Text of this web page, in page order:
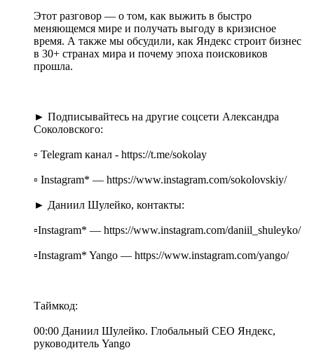
Этот разговор — о том, как выжить в быстро
меняющемся мире и получать выгоду в кризисное
время. А также мы обсудили, как Яндекс строит бизнес
в 30+ странах мира и почему эпоха поисковиков
прошла.
► Подписывайтесь на другие соцсети Александра
Соколовского:
▫️ Telegram канал - https://t.me/sokolay
▫️ Instagram* — https://www.instagram.com/sokolovskiy/
► Даниил Шулейко, контакты:
▫️Instagram* — https://www.instagram.com/daniil_shuleyko/
▫️Instagram* Yango — https://www.instagram.com/yango/
Таймкод:
00:00 Даниил Шулейко. Глобальный СЕО Яндекс,
руководитель Yango